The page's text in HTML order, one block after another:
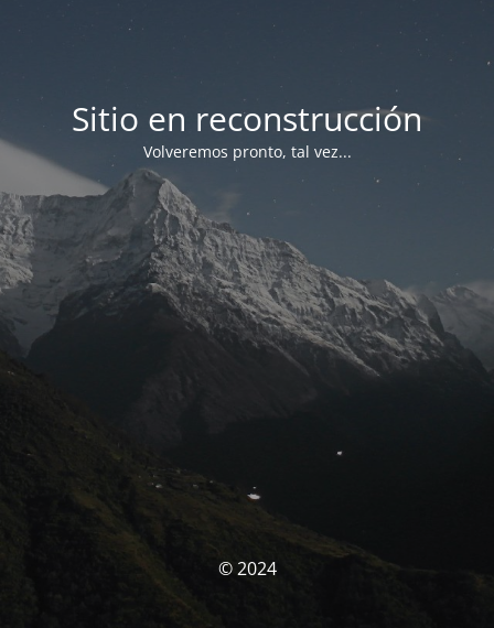
Sitio en reconstrucción
Volveremos pronto, tal vez...
© 2024